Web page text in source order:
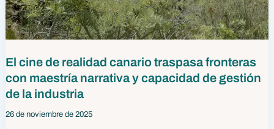
El cine de realidad canario traspasa fronteras
con maestría narrativa y capacidad de gestión
de la industria
26 de noviembre de 2025